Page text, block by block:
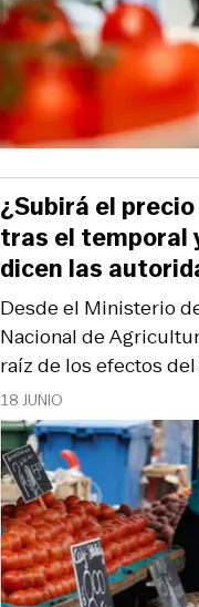
18 JUNIO
Desde el Ministerio
Nacional de
raíz de los efectos
¿Subirá el
tras el temporal
dicen las